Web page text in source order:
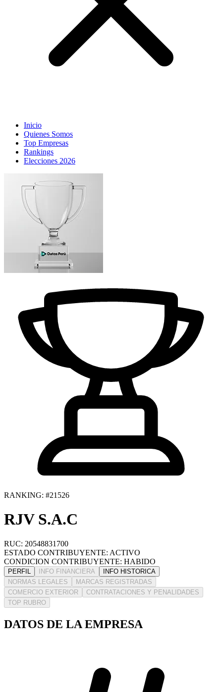
Inicio
Quienes Somos
Top Empresas
Rankings
Elecciones 2026
RANKING: #21526
RJV S.A.C
RUC: 20548831700
ESTADO CONTRIBUYENTE: ACTIVO
CONDICION CONTRIBUYENTE: HABIDO
PERFIL INFO FINANCIERA
INFO HISTORICA
NORMAS LEGALES
MARCAS REGISTRADAS
COMERCIO EXTERIOR
CONTRATACIONES Y PENALIDADES
TOP RUBRO
DATOS DE LA EMPRESA